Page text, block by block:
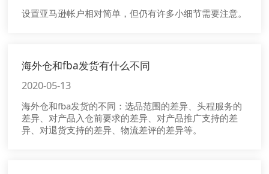
设置亚马逊帐户相对简单，但仍有许多小细节需要注意。
海外仓和fba发货有什么不同
2020-05-13
海外仓和fba发货的不同：选品范围的差异、头程服务的
差异、对产品入仓前要求的差异、对产品推广支持的差
异、对退货支持的差异、物流差评的差异等。